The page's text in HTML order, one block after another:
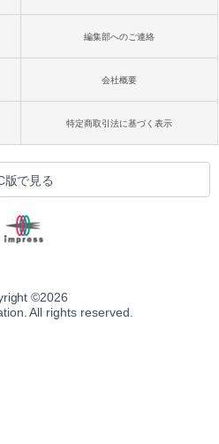
編集部へのご連絡
会社概要
特定商取引法に基づく表示
版で見る
©2026
All rights reserved.